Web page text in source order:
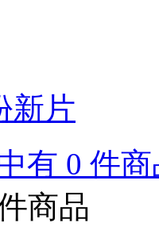
新片
有 0 件
商品